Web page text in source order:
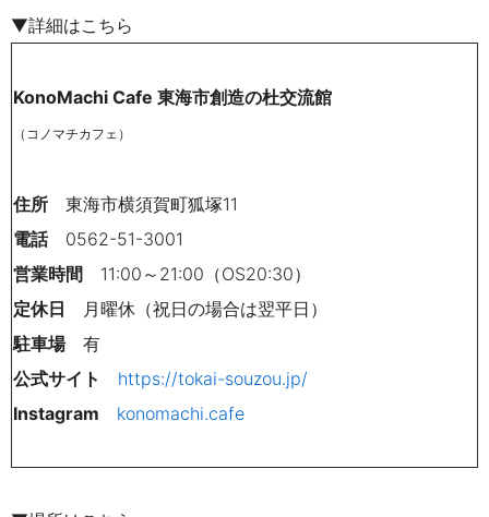
▼詳細はこちら
KonoMachi Cafe 東海市創造の杜交流館
（コノマチカフェ）
住所 東海市横須賀町狐塚11
電話0562-51-3001
営業時間 11:00～21:00（OS20:30）
定休日 月曜休（祝日の場合は翌平日）
駐車場有
公式サイト
https://tokai-souzou.jp/
Instagram
konomachi.cafe